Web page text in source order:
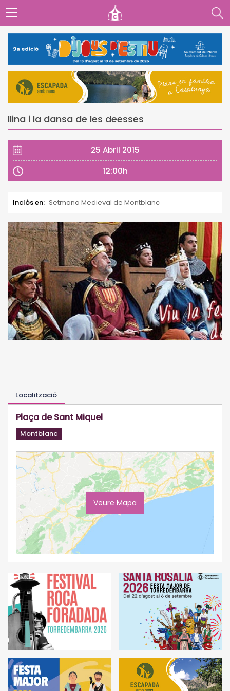
Ilina i la dansa de les deesses
25 Abril 2015
12:00h
Inclòs en: Setmana Medieval de Montblanc
Localització
Plaça de Sant Miquel
Montblanc
Veure Mapa